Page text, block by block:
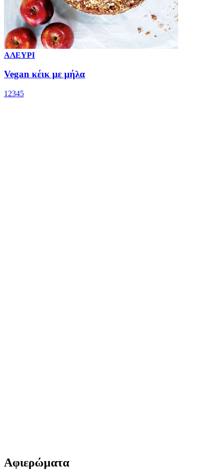
ΑΛΕΥΡΙ
Vegan κέικ με μήλα
1 2345
Αφιερώματα